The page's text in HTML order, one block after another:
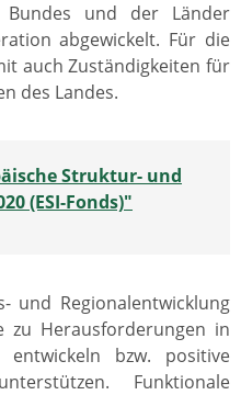
Bundes und der Länder
abgewickelt. Für die
auch Zuständigkeiten für
des Landes.
Struktur- und
(ESI-Fonds)"
und Regionalentwicklung
zu Herausforderungen in
entwickeln bzw. positive
Funktionale